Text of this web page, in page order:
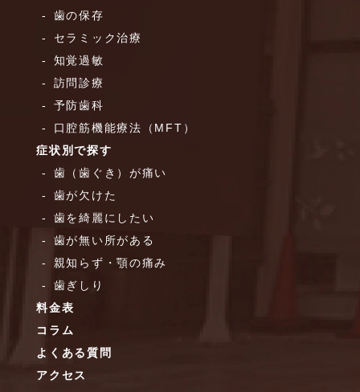
歯の保存
セラミック治療
知覚過敏
訪問診療
予防歯科
口腔筋機能療法（MFT）
症状別で探す
歯（歯ぐき）が痛い
歯が欠けた
歯を綺麗にしたい
歯が無い所がある
親知らず・顎の痛み
歯ぎしり
料金表
コラム
よくある質問
アクセス